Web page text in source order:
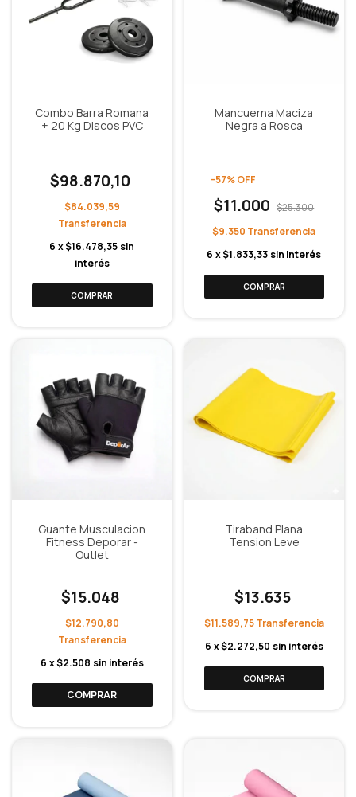
Combo Barra Romana
+ 20 Kg Discos PVC
$98.870,10
$84.039,59
6 x$16.478,35 sin
interés
Mancuerna Maciza
Negra a Rosca
-57%OFF
$11.000 $25.300
$9.350
6 x$1.833,33 sin interés
Guante Musculacion
Fitness Deporar -
Outlet
$15.048
$12.790,80
6 x$2.508 sin interés
COMPRAR
Tiraband Plana
Tension Leve
$13.635
$11.589,75
6 x$2.272,50 sin interés